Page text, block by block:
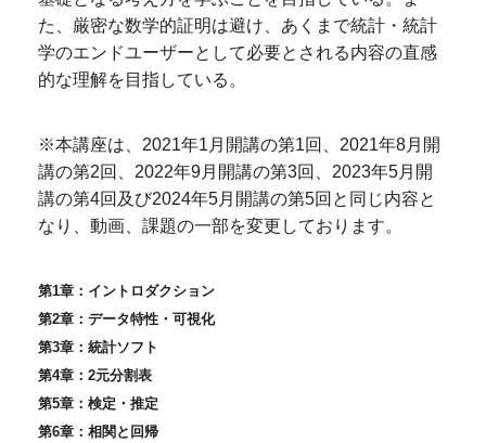
た、厳密な数学的証明は避け、あくまで統計・統計
学のエンドユーザーとして必要とされる内容の直感
的な理解を目指している。
※本講座は、2021年1月開講の第1回、2021年8月開
講の第2回、2022年9月開講の第3回、2023年5月開
講の第4回及び2024年5月開講の第5回と同じ内容と
なり、動画、課題の一部を変更しております。
第1章：イントロダクション
第2章：データ特性・可視化
第3章：統計ソフト
第4章：2元分割表
第5章：検定・推定
第6章：相関と回帰